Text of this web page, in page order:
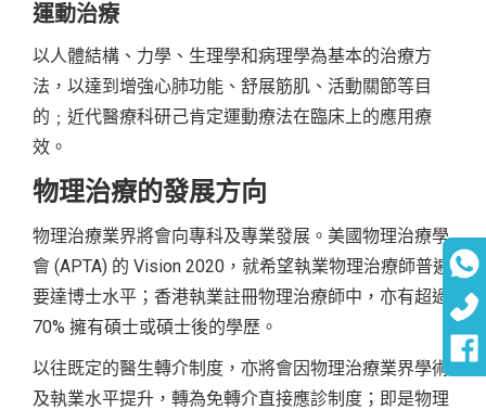
運動治療
以人體結構、力學、生理學和病理學為基本的治療方
法，以達到增強心肺功能、舒展筋肌、活動關節等目
的﹔近代醫療科研己肯定運動療法在臨床上的應用療
效。
物理治療的發展方向
物理治療業界將會向專科及專業發展。美國物理治療學
會 (APTA) 的 Vision 2020，就希望執業物理治療師普遍
要達博士水平；香港執業註冊物理治療師中，亦有超過
70% 擁有碩士或碩士後的學歷。
以往既定的醫生轉介制度，亦將會因物理治療業界學術
及執業水平提升，轉為免轉介直接應診制度；即是物理